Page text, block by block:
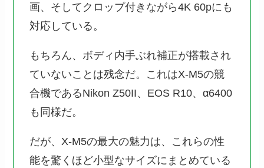
画、そしてクロップ付きながら4K 60pにも
対応している。
もちろん、ボディ内手ぶれ補正が搭載され
ていないことは残念だ。これはX-M5の競
合機であるNikon Z50II、EOS R10、α6400
も同様だ。
だが、X-M5の最大の魅力は、これらの性
能を驚くほど小型なサイズにまとめている